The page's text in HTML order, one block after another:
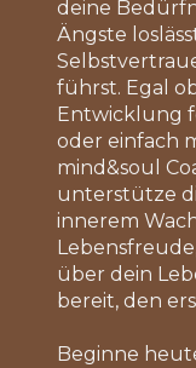
deine
Ängste
führst. Egal
Entwicklung
oder einfach
mind&soul
unterstütze
innerem
über dein
bereit, den
Beginne